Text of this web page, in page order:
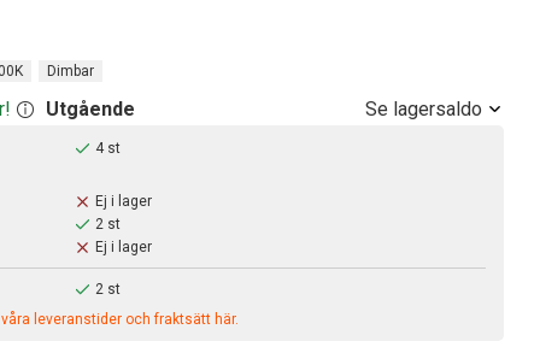
Dimbar
Utgående Se lagersaldo
4 st
Ej i lager
2 st
Ej i lager
2 st
leveranstider och fraktsätt här.